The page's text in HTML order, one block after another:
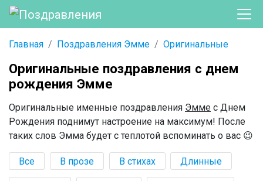
Главная Поздравления Эмме Оригинальные
Оригинальные поздравления с днем
рождения Эмме
Оригинальные именные поздравления Эмме с Днем
Рождения поднимут настроение на максимум! После
таких слов Эмма будет с теплотой вспоминать о вас 😉
Все В прозе В стихах Длинные